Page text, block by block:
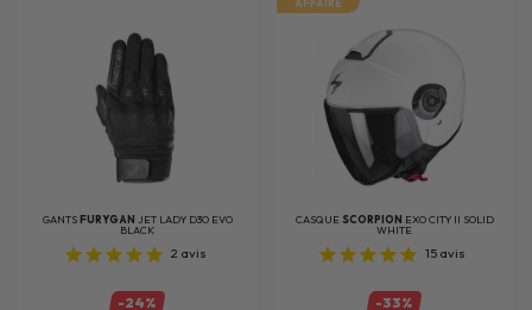
GANTS FURYGAN JET LADY D3O EVO
BLACK
2 avis
-24%
AFFAIRE
CASQUE SCORPION EXO CITY II SOLID
WHITE
15 avis
-33%